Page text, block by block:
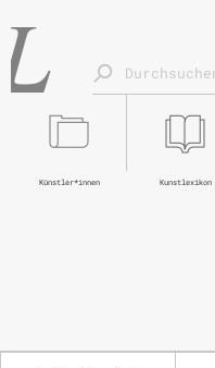
Kunstlexikon
Künstler*innen